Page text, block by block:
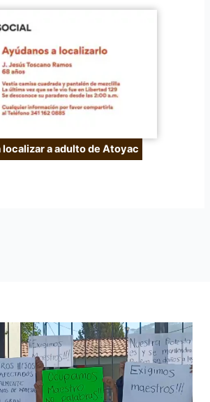
localizar a adulto de Atoyac